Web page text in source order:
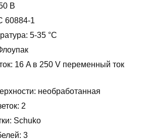
В
60884-1
5-35 °C
16 A в 250 V переменный ток
необработанная
2
Schuko
3